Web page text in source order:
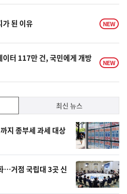
일
가 된 이유 NEW
이터 117만 건, 국민에게 개방
NEW
최신 뉴스
지 종부세 과세 대상
…거점 국립대 3곳 신